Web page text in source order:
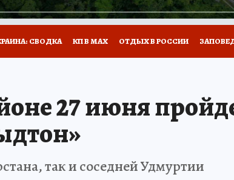
СВОДКА КП В МАХ ОТДЫХ В РОССИИ
27 июня
так и соседней Удмуртии